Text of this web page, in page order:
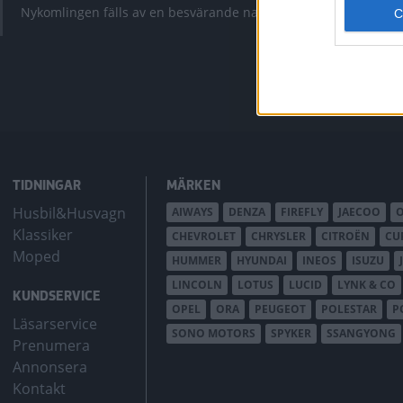
Nykomlingen fälls av en besvärande nackdel.
krympt men
bZ4X
TIDNINGAR
Husbil&Husvagn
Klassiker
Moped
KUNDSERVICE
Läsarservice
Prenumera
Annonsera
Kontakt
MÄRKEN
AIWAYS DENZA FIREFLY JAECOO
CHEVROLET
CHRYSLER CITROËN
HUMMER
HYUNDAI INEOS ISUZU
LINCOLN
LOTUS LUCID LYNK & CO
OPEL
ORA PEUGEOT POLESTAR
SONO MOTORS
SPYKER SSANGYONG